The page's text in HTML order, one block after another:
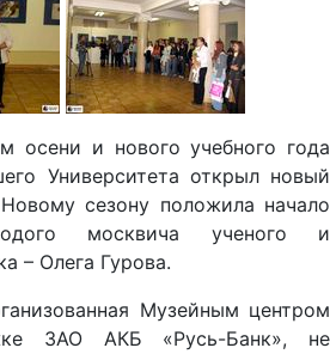
осени и нового учебного года
Университета открыл новый
сезону положила начало
москвича ученого и
– Олега Гурова.
Музейным центром
ЗАО АКБ «Русь-Банк», не